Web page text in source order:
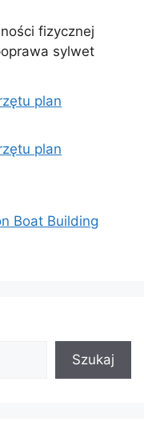
fizycznej
sylwet
plan
plan
Boat Building
Szukaj